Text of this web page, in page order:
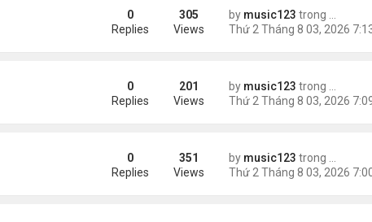
by music123 trong
0
Replies
305
Views
by music123 trong
0
Replies
201
Views
by music123 trong
0
Replies
351
Views